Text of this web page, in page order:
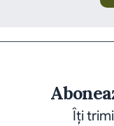
Îți